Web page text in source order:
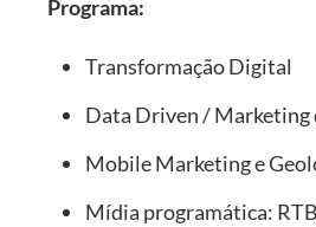
Programa:
Transformação Digital
Data Driven / Marketing
Mobile Marketing e
Mídia programática: